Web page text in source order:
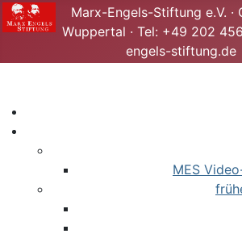
Marx-Engels-Stiftung e.V. ·
Wuppertal · Tel: +49 202
engels-stiftung.de
MES